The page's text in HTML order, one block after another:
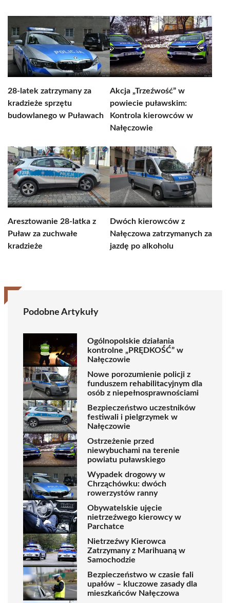
28-latek zatrzymany za
kradzieże sprzętu
budowlanego w Puławach
Akcja „Trzeźwość” w
powiecie puławskim:
Kontrola kierowców w
Nałęczowie
Aresztowanie 28-latka z
Puław za zuchwałe
kradzieże
Dwóch kierowców z
Nałęczowa zatrzymanych za
jazdę po alkoholu
Podobne Artykuły
Ogólnopolskie działania
kontrolne „PRĘDKOŚĆ” w
Nałęczowie
Nowe porozumienie policji z
funduszem rehabilitacyjnym dla
osób z niepełnosprawnościami
Bezpieczeństwo uczestników
festiwali i pielgrzymek w
Nałęczowie
Ostrzeżenie przed
niewybuchami na terenie
powiatu puławskiego
Wypadek drogowy w
Chrząchówku: dwóch
rowerzystów ranny
Obywatelskie ujęcie
nietrzeźwego kierowcy w
Parchatce
Nietrzeźwy Kierowca
Zatrzymany z Marihuaną w
Samochodzie
Bezpieczeństwo w czasie fali
upałów – kluczowe zasady dla
mieszkańców Nałęczowa